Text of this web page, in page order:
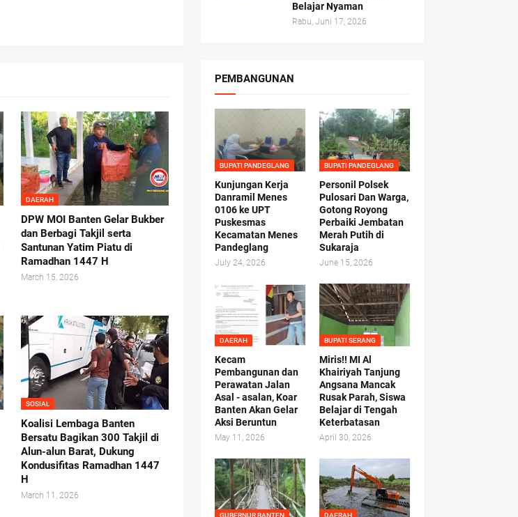
DAERAH
DPW MOI Banten Gelar Bukber
dan Berbagi Takjil serta
Santunan Yatim Piatu di
Ramadhan 1447 H
March 15, 2026
SOSIAL
Koalisi Lembaga Banten
Bersatu Bagikan 300 Takjil di
Alun-alun Barat, Dukung
Kondusifitas Ramadhan 1447
H
March 11, 2026
Belajar Nyaman
Rabu, Juni 17, 2026
PEMBANGUNAN
BUPATI PANDEGLANG
Kunjungan Kerja
Danramil Menes
0106 ke UPT
Puskesmas
Kecamatan Menes
Pandeglang
July 24, 2026
BUPATI PANDEGLANG
Personil Polsek
Pulosari Dan Warga,
Gotong Royong
Perbaiki Jembatan
Merah Putih di
Sukaraja
June 15, 2026
DAERAH
Kecam
Pembangunan dan
Perawatan Jalan
Asal - asalan, Koar
Banten Akan Gelar
Aksi Beruntun
May 11, 2026
BUPATI SERANG
Miris!! MI Al
Khairiyah Tanjung
Angsana Mancak
Rusak Parah, Siswa
Belajar di Tengah
Keterbatasan
April 30, 2026
GUBERNUR BANTEN DAERAH